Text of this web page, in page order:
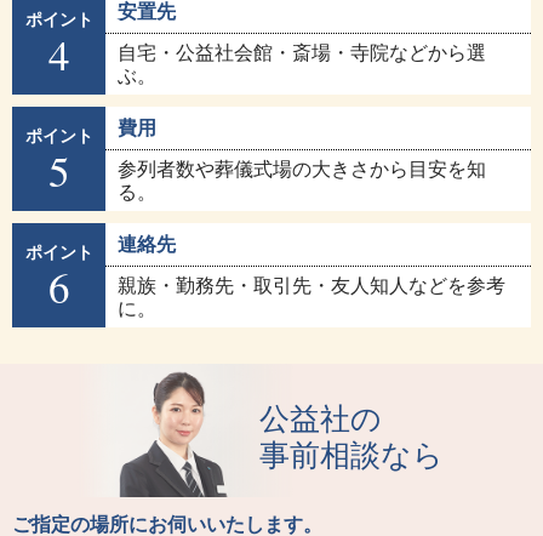
ポイント
4
安置先
自宅・公益社会館・斎場・寺院などから選
ぶ。
ポイント
5
費用
参列者数や葬儀式場の大きさから目安を知
る。
ポイント
6
連絡先
親族・勤務先・取引先・友人知人などを参考
に。
公益社の
事前相談なら
ご指定の場所にお伺いいたします。